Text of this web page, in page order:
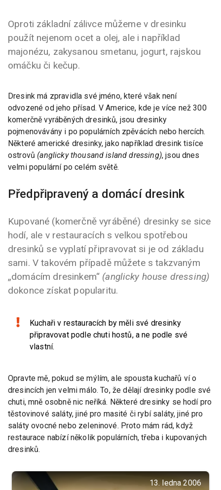
Oproti základní zálivce můžeme v dresinku
použít nejenom ocet a olej, ale i například
majonézu, zakysanou smetanu, jogurt, rajskou
omáčku či kečup.
Dresink má zpravidla své jméno, které však není
odvozené od jeho přísad. V Americe, kde je více než 300
komerčně vyráběných dresinků, jsou dresinky
pojmenovávány i po populárních zpěvácích nebo hercích.
Některé americké dresinky, jako například dresink tisíce
ostrovů (anglicky thousand island dressing), jsou dnes
velmi populární po celém světě.
Předpřipravený a domácí dresink
Kupované (komerčně vyráběné) dresinky se sice
hodí, ale v restauracích s velkou spotřebou
dresinků se vyplatí připravovat si je od základu
sami. V takovém případě můžete s takzvaným
„domácím dresinkem“ (anglicky house dressing)
dokonce získat popularitu.
Kuchaři v restauracích by měli své dresinky
připravovat podle chuti hostů, a ne podle své
vlastní.
Opravte mě, pokud se mýlím, ale spousta kuchařů ví o
dresincích jen velmi málo. To, že dělají dresinky podle své
chuti, mně osobně nic neříká. Některé dresinky se hodí pro
těstovinové saláty, jiné pro masité či rybí saláty, jiné pro
saláty ovocné nebo zeleninové. Proto mám rád, když
restaurace nabízí několik populárních, třeba i kupovaných
dresinků.
13. ledna 2006